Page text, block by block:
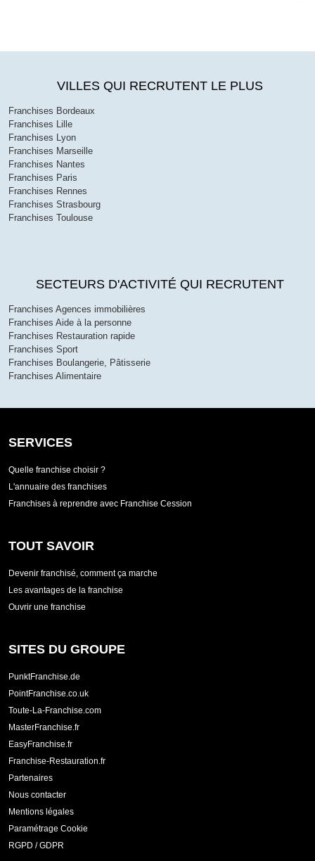
VILLES QUI RECRUTENT LE PLUS
Franchises Bordeaux
Franchises Lille
Franchises Lyon
Franchises Marseille
Franchises Nantes
Franchises Paris
Franchises Rennes
Franchises Strasbourg
Franchises Toulouse
SECTEURS D'ACTIVITÉ QUI RECRUTENT
Franchises Agences immobilières
Franchises Aide à la personne
Franchises Restauration rapide
Franchises Sport
Franchises Boulangerie, Pâtisserie
Franchises Alimentaire
SERVICES
Quelle franchise choisir ?
L'annuaire des franchises
Franchises à reprendre avec Franchise Cession
TOUT SAVOIR
Devenir franchisé, comment ça marche
Les avantages de la franchise
Ouvrir une franchise
SITES DU GROUPE
PunktFranchise.de
PointFranchise.co.uk
Toute-La-Franchise.com
MasterFranchise.fr
EasyFranchise.fr
Franchise-Restauration.fr
Partenaires
Nous contacter
Mentions légales
Paramétrage Cookie
RGPD / GDPR